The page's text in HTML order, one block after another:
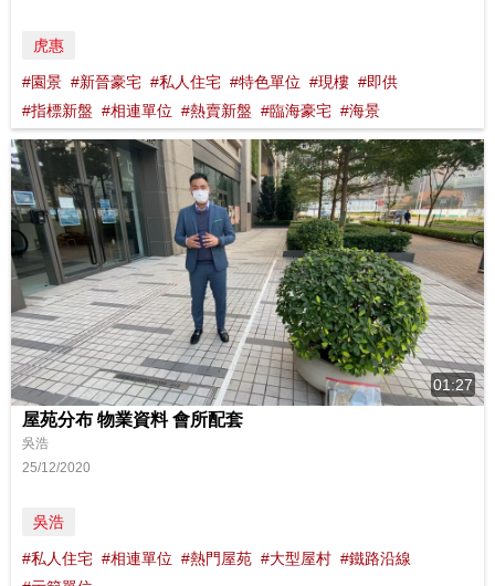
虎惠
#園景 #新晉豪宅 #私人住宅 #特色單位 #現樓 #即供
#指標新盤 #相連單位 #熱賣新盤 #臨海豪宅 #海景
01:27
屋苑分布 物業資料 會所配套
吳浩
25/12/2020
吳浩
#私人住宅 #相連單位 #熱門屋苑 #大型屋村 #鐵路沿線